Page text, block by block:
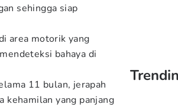
sehingga siap
area motorik yang
bahaya di
11 bulan, jerapah
kehamilan yang panjang